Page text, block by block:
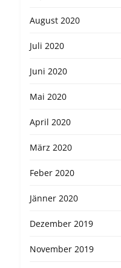
August 2020
Juli 2020
Juni 2020
Mai 2020
April 2020
März 2020
Feber 2020
Jänner 2020
Dezember 2019
November 2019